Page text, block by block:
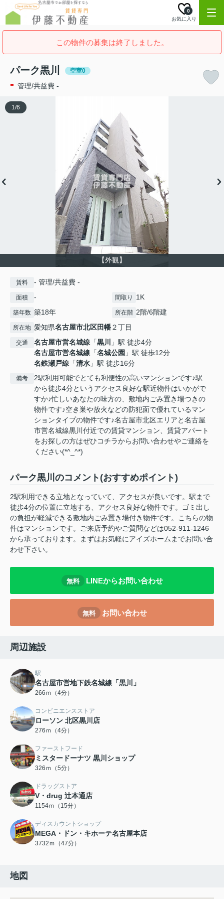
お気に入り
0
この物件の募集は終了しました。
パーク黒川 空室0
- 管理/共益費 -
【外観】
1/6
賃料 - 管理/共益費 -
面積 - 間取り 1K
築年数 築18年 所在階 2階/6階建
所在地 愛知県名古屋市北区田幡２丁目
交通 名古屋市営名城線 「黒川
」駅 徒歩4分
名古屋市営名城線 「名城公園 」駅 徒歩12分
名鉄瀬戸線 「清水 」駅 徒歩16分
備考
2駅利用可能でとても利便性の高いマンションです♪駅
から徒歩4分というアクセス良好な駅近物件はいかがで
すか♪忙しいあなたの味方の、敷地内ごみ置き場つきの
物件です♪空き巣や放火などの防犯面で優れているマン
ションタイプの物件です♪名古屋市北区エリアと名古屋
市営名城線黒川付近での賃貸マンション、賃貸アパート
をお探しの方はぜひコチラからお問い合わせやご連絡を
ください(*^_^*)
パーク黒川のコメント(おすすめポイント)
2駅利用できる立地となっていて、アクセスが良いです。駅まで
徒歩4分の位置に立地する、アクセス良好な物件です。ゴミ出し
の負担が軽減できる敷地内ごみ置き場付き物件です。こちらの物
件はマンションです。ご来店予約やご質問などは052-911-1246
から承っております。まずはお気軽にアイズホームまでお問い合
わせ下さい。
無料 LINEからお問い合わせ
無料 お問い合わせ
周辺施設
駅
名古屋市営地下鉄名城線「黒川」
266ｍ（4分）
コンビニエンスストア
ローソン 北区黒川店
276ｍ（4分）
ファーストフード
ミスタードーナツ 黒川ショップ
326ｍ（5分）
ドラッグストア
V・drug 辻本通店
1154ｍ（15分）
ディスカウントショップ
MEGA・ドン・キホーテ名古屋本店
3732ｍ（47分）
地図